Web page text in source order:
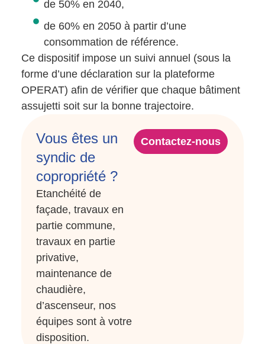
de 50% en 2040,
de 60% en 2050 à partir d’une
consommation de référence.
Ce dispositif impose un suivi annuel (sous la
forme d’une déclaration sur la plateforme
OPERAT) afin de vérifier que chaque bâtiment
assujetti soit sur la bonne trajectoire.
Vous êtes un
syndic de
copropriété ?
Etanchéité de
façade, travaux en
partie commune,
travaux en partie
privative,
maintenance de
chaudière,
d’ascenseur, nos
équipes sont à votre
disposition.
Contactez-nous